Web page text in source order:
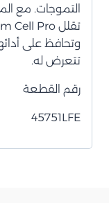
التموجات. مع
وتحافظ على
تتعرض له.
رقم القطعة
45751LFE